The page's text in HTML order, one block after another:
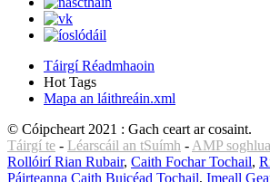
Táirgí Réadmhaoin
Hot Tags
Mapa an láithreáin.xml
© Cóipcheart 2021 : Gach ceart ar cosaint.
Táirgí te - Léarscáil an tSuímh - AMP
Rollóirí Rian Rubair, Caith Fochar Tochail,
Páirteanna Caith Buicéad Tochail, Imeall